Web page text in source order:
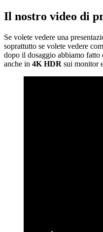
Il nostro video di
Se volete vedere una
soprattutto se volete vedere
dopo il dosaggio abbiamo fatto
anche in 4K HDR sui monitor